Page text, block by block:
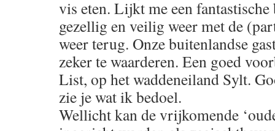
vis eten. Lijkt me een
gezellig en veilig weer met de
weer terug. Onze buitenlandse
zeker te waarderen. Een goed
List, op het waddeneiland Sylt.
zie je wat ik bedoel.
Wellicht kan de vrijkomende